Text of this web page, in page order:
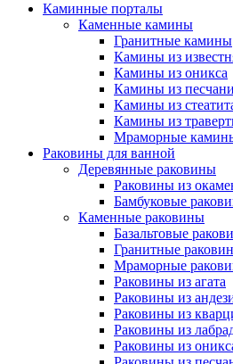
Каминные порталы
Каменные камины
Гранитные камины
Камины из
Камины из оникса
Камины из
Камины из
Камины из
Мраморные
Раковины для ванной
Деревянные раковины
Раковины из
Бамбуковые
Каменные раковины
Базальтовые
Гранитные
Мраморные
Раковины из агата
Раковины из
Раковины из
Раковины из
Раковины из